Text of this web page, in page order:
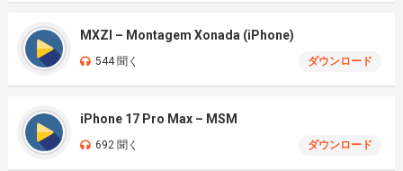
MXZI – Montagem Xonada (iPhone)
544 聞く ダウンロード
iPhone 17 Pro Max – MSM
692 聞く ダウンロード